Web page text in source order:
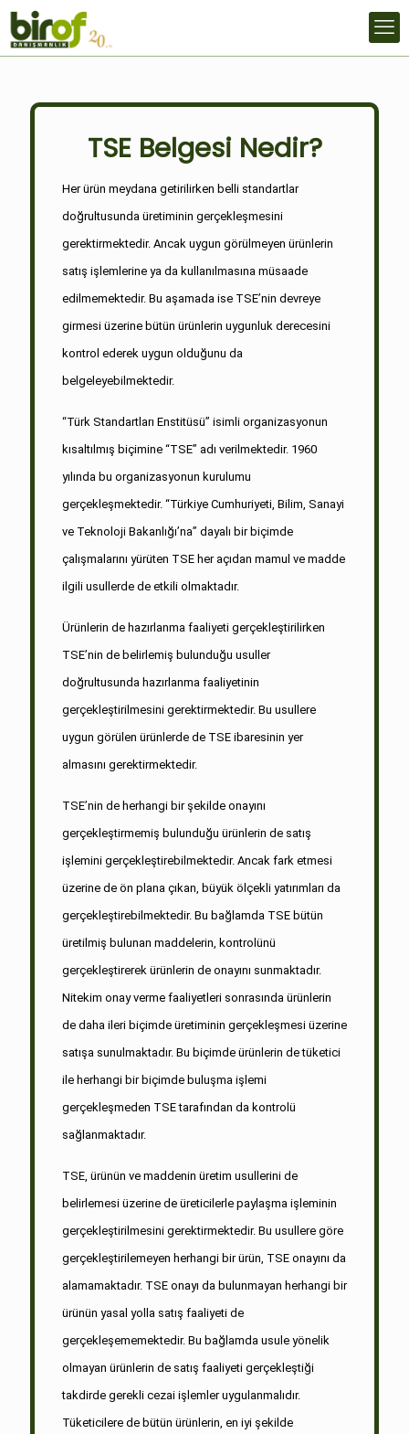
TSE Belgesi Nedir?
Her ürün meydana getirilirken belli standartlar
doğrultusunda üretiminin gerçekleşmesini
gerektirmektedir. Ancak uygun görülmeyen ürünlerin
satış işlemlerine ya da kullanılmasına müsaade
edilmemektedir. Bu aşamada ise TSE’nin devreye
girmesi üzerine bütün ürünlerin uygunluk derecesini
kontrol ederek uygun olduğunu da
belgeleyebilmektedir.
“Türk Standartları Enstitüsü” isimli organizasyonun
kısaltılmış biçimine “TSE” adı verilmektedir. 1960
yılında bu organizasyonun kurulumu
gerçekleşmektedir. “Türkiye Cumhuriyeti, Bilim, Sanayi
ve Teknoloji Bakanlığı’na” dayalı bir biçimde
çalışmalarını yürüten TSE her açıdan mamul ve madde
ilgili usullerde de etkili olmaktadır.
Ürünlerin de hazırlanma faaliyeti gerçekleştirilirken
TSE’nin de belirlemiş bulunduğu usuller
doğrultusunda hazırlanma faaliyetinin
gerçekleştirilmesini gerektirmektedir. Bu usullere
uygun görülen ürünlerde de TSE ibaresinin yer
almasını gerektirmektedir.
TSE’nin de herhangi bir şekilde onayını
gerçekleştirmemiş bulunduğu ürünlerin de satış
işlemini gerçekleştirebilmektedir. Ancak fark etmesi
üzerine de ön plana çıkan, büyük ölçekli yatırımları da
gerçekleştirebilmektedir. Bu bağlamda TSE bütün
üretilmiş bulunan maddelerin, kontrolünü
gerçekleştirerek ürünlerin de onayını sunmaktadır.
Nitekim onay verme faaliyetleri sonrasında ürünlerin
de daha ileri biçimde üretiminin gerçekleşmesi üzerine
satışa sunulmaktadır. Bu biçimde ürünlerin de tüketici
ile herhangi bir biçimde buluşma işlemi
gerçekleşmeden TSE tarafından da kontrolü
sağlanmaktadır.
TSE, ürünün ve maddenin üretim usullerini de
belirlemesi üzerine de üreticilerle paylaşma işleminin
gerçekleştirilmesini gerektirmektedir. Bu usullere göre
gerçekleştirilemeyen herhangi bir ürün, TSE onayını da
alamamaktadır. TSE onayı da bulunmayan herhangi bir
ürünün yasal yolla satış faaliyeti de
gerçekleşememektedir. Bu bağlamda usule yönelik
olmayan ürünlerin de satış faaliyeti gerçekleştiği
takdirde gerekli cezai işlemler uygulanmalıdır.
Tüketicilere de bütün ürünlerin, en iyi şekilde